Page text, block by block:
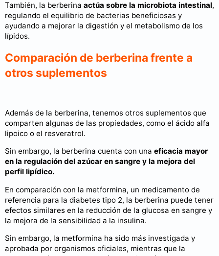
También, la berberina actúa sobre la microbiota intestinal,
regulando el equilibrio de bacterias beneficiosas y
ayudando a mejorar la digestión y el metabolismo de los
lípidos.
Comparación de berberina frente a
otros suplementos
Además de la berberina, tenemos otros suplementos que
comparten algunas de las propiedades, como el ácido alfa
lipoico o el resveratrol.
Sin embargo, la berberina cuenta con una eficacia mayor
en la regulación del azúcar en sangre y la mejora del
perfil lipídico.
En comparación con la metformina, un medicamento de
referencia para la diabetes tipo 2, la berberina puede tener
efectos similares en la reducción de la glucosa en sangre y
la mejora de la sensibilidad a la insulina.
Sin embargo, la metformina ha sido más investigada y
aprobada por organismos oficiales, mientras que la